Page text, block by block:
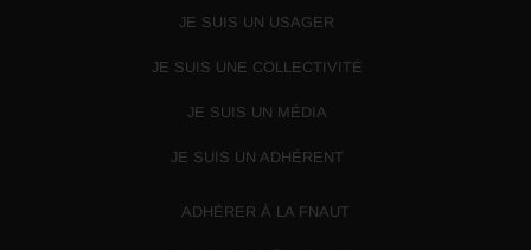
JE SUIS UN USAGER
JE SUIS UNE COLLECTIVITÉ
JE SUIS UN MÉDIA
JE SUIS UN ADHÉRENT
ADHÉRER À LA FNAUT